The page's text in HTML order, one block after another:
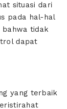
situasi dari
pada hal-hal
bahwa tidak
dapat
yang terbaik